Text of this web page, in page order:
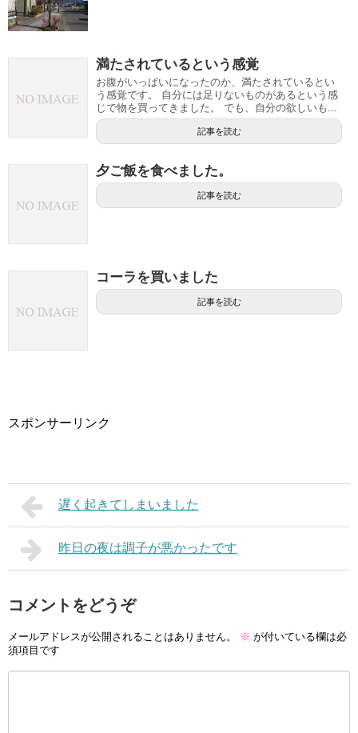
満たされているという感覚
お腹がいっぱいになったのか、満たされているとい
う感覚です。 自分には足りないものがあるという感
じで物を買ってきました。 でも、自分の欲しいも...
記事を読む
夕ご飯を食べました。
記事を読む
コーラを買いました
記事を読む
スポンサーリンク
遅く起きてしまいました
昨日の夜は調子が悪かったです
コメントをどうぞ
メールアドレスが公開されることはありません。 ※ が付いている欄は必
須項目です